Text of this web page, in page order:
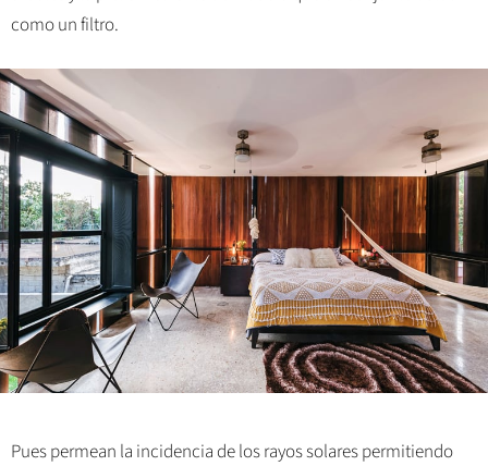
como un filtro.
Pues permean la incidencia de los rayos solares permitiendo